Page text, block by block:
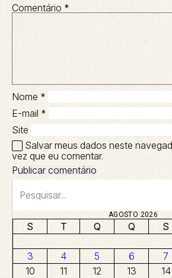
Comentário *
Nome *
E-mail *
Site
Salvar meus dados neste
vez que eu comentar.
AGOSTO 2026
S T Q Q S
3
4 5 6 7
10
11 12 13 14